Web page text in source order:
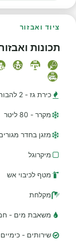
ציוד ואבזור
תכונות
כירת גז - 2 להבות
מקרר - 80 ליטר
מזגן בחדר
מיקרוגל
מטף לכיבוי אש
מקלחת
משאבת מים -
שירותים -